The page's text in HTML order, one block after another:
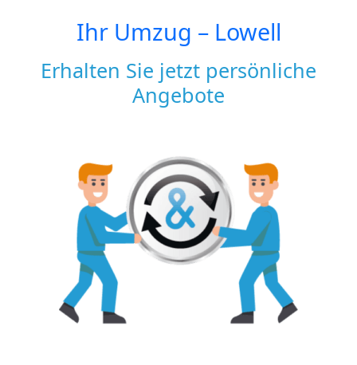
Ihr Umzug – Lowell
Erhalten Sie jetzt persönliche
Angebote